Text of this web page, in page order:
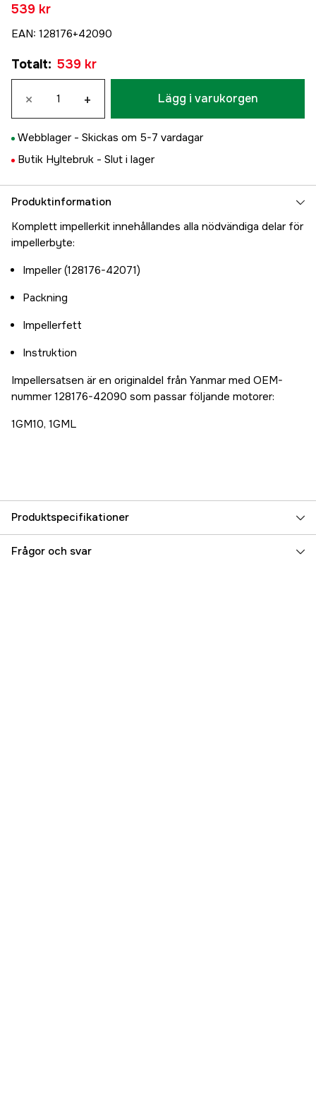
539 kr
EAN: 128176+42090
Totalt: 539 kr
× + Lägg i varukorgen
Webblager - Skickas om 5-7 vardagar
Butik Hyltebruk - Slut i lager
Produktinformation
Komplett impellerkit innehållandes alla nödvändiga delar för
impellerbyte:
Impeller (128176-42071)
Packning
Impellerfett
Instruktion
Impellersatsen är en originaldel från Yanmar med OEM-
nummer 128176-42090 som passar följande motorer:
1GM10, 1GML
Produktspecifikationer
Referensnummer 5000075065
Frågor och svar